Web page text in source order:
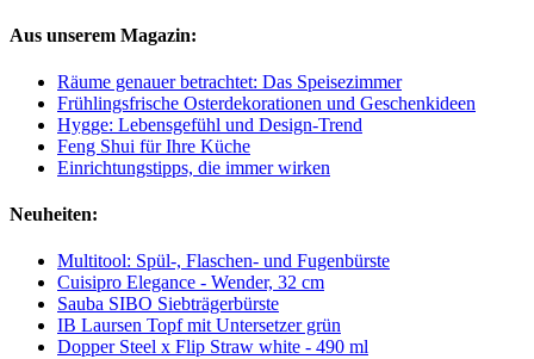
Aus unserem Magazin:
Räume genauer betrachtet: Das Speisezimmer
Frühlingsfrische Osterdekorationen und Geschenkideen
Hygge: Lebensgefühl und Design-Trend
Feng Shui für Ihre Küche
Einrichtungstipps, die immer wirken
Neuheiten:
Multitool: Spül-, Flaschen- und Fugenbürste
Cuisipro Elegance - Wender, 32 cm
Sauba SIBO Siebträgerbürste
IB Laursen Topf mit Untersetzer grün
Dopper Steel x Flip Straw white - 490 ml